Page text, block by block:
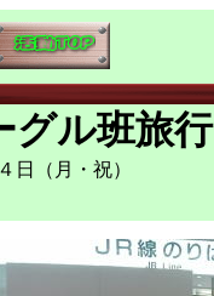
グル班旅行
日（月・祝）